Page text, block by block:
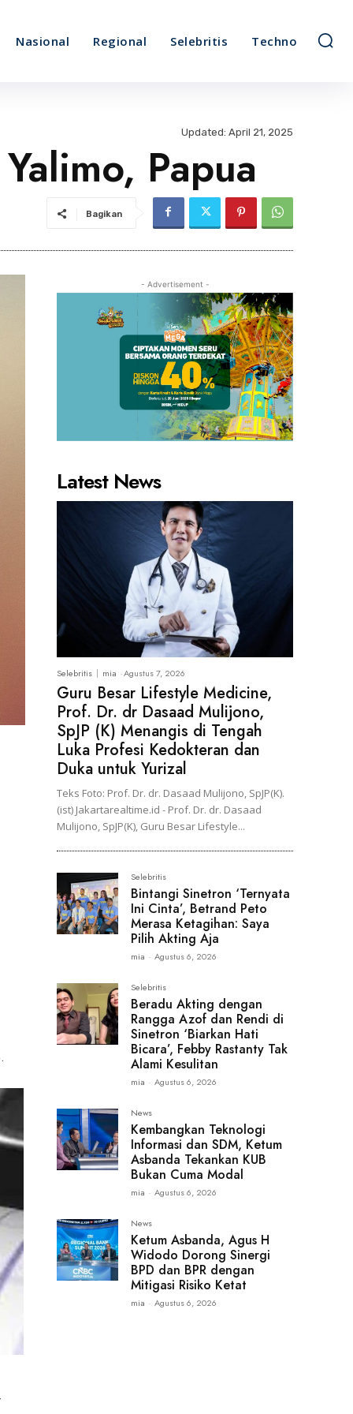
Nasional Regional Selebritis Techno
Updated: April 21, 2025
Papua
Bagikan
- Advertisement -
Latest News
Selebritis mia -Agustus 7, 2026
Guru Besar Lifestyle Medicine,
Prof. Dr. dr Dasaad Mulijono,
SpJP (K) Menangis di Tengah
Luka Profesi Kedokteran dan
Duka untuk Yurizal
Teks Foto: Prof. Dr. dr. Dasaad Mulijono, SpJP(K).
(ist) Jakartarealtime.id - Prof. Dr. dr. Dasaad
Mulijono, SpJP(K), Guru Besar Lifestyle...
Selebritis
Bintangi Sinetron ‘Ternyata
Ini Cinta’, Betrand Peto
Merasa Ketagihan: Saya
Pilih Akting Aja
mia - Agustus 6, 2026
Selebritis
Beradu Akting dengan
Rangga Azof dan Rendi di
Sinetron ‘Biarkan Hati
Bicara’, Febby Rastanty Tak
Alami Kesulitan
mia - Agustus 6, 2026
News
Kembangkan Teknologi
Informasi dan SDM, Ketum
Asbanda Tekankan KUB
Bukan Cuma Modal
mia - Agustus 6, 2026
News
Ketum Asbanda, Agus H
Widodo Dorong Sinergi
BPD dan BPR dengan
Mitigasi Risiko Ketat
mia - Agustus 6, 2026